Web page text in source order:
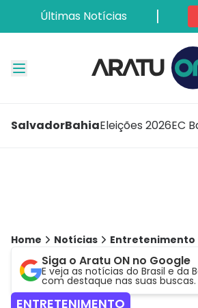
Últimas Notícias
SalvadorBahiaEleições 2026EC
Home Notícias Entretenimento
Siga o Aratu ON no Google
E veja as notícias do Brasil e da
com destaque nas suas buscas.
ENTRETENIMENTO